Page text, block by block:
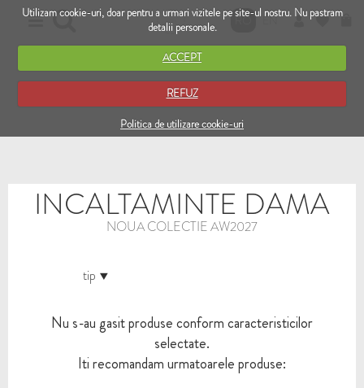
Utilizam cookie-uri, doar pentru a urmari vizitele pe site-ul nostru. Nu pastram
detalii personale.
ACCEPT
REFUZ
Politica de utilizare cookie-uri
RO EN
INCALTAMINTE DAMA
NOUA COLECTIE AW2027
tip
Nu s-au gasit produse conform caracteristicilor
selectate.
Iti recomandam urmatoarele produse: